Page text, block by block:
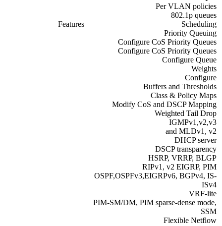
Per VLAN policies
802.1p queues
Scheduling
Priority Queuing
Configure CoS Priority Queues
Configure CoS Priority Queues
Configure Queue
Weights
Configure
Buffers and Thresholds
Class & Policy Maps
Modify CoS and DSCP Mapping
Weighted Tail Drop
IGMPv1,v2,v3
and MLDv1, v2
DHCP server
DSCP transparency
HSRP, VRRP, BLGP
RIPv1, v2 EIGRP, PIM
OSPF,OSPFv3,EIGRPv6, BGPv4, IS-
ISv4
VRF-lite
PIM-SM/DM, PIM sparse-dense mode,
SSM
Flexible Netflow
Features